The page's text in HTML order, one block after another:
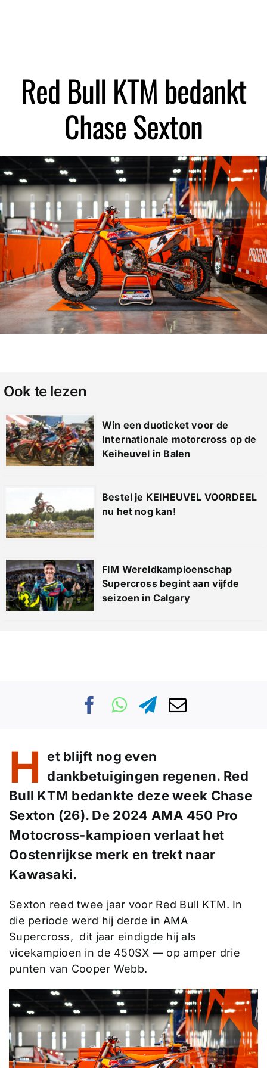
Red Bull KTM bedankt
Chase Sexton
Ook te lezen
Win een duoticket voor de
Internationale motorcross op de
Keiheuvel in Balen
Bestel je KEIHEUVEL VOORDEEL
nu het nog kan!
FIM Wereldkampioenschap
Supercross begint aan vijfde
seizoen in Calgary
H
et blijft nog even
dankbetuigingen regenen. Red
Bull KTM bedankte deze week Chase
Sexton (26). De 2024 AMA 450 Pro
Motocross-kampioen verlaat het
Oostenrijkse merk en trekt naar
Kawasaki.
Sexton reed twee jaar voor Red Bull KTM. In
die periode werd hij derde in AMA
Supercross, dit jaar eindigde hij als
vicekampioen in de 450SX — op amper drie
punten van Cooper Webb.